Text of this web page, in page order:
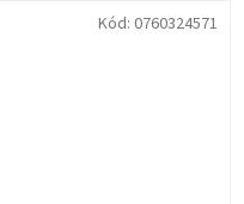
Kód: 0760324571